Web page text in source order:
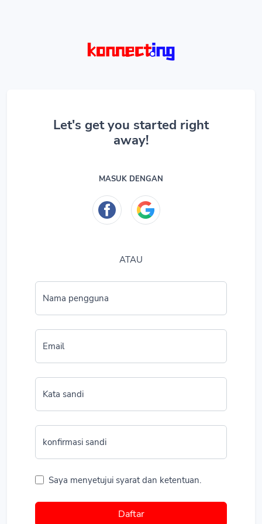
Let's get you started right
away!
MASUK DENGAN
ATAU
Nama pengguna
Email
Kata sandi
konfirmasi sandi
Saya menyetujui syarat dan ketentuan.
Daftar